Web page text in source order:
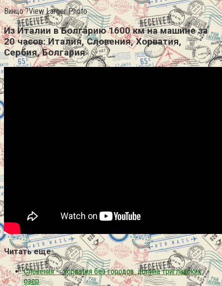
Винцо ?View Larger Photo
Из Италии в Болгарию 1600 км на машине за
20 часов: Италия, Словения, Хорватия,
Сербия, Болгария
Читать еще…
Словения — хорватия без городов. долина триглавских
озер